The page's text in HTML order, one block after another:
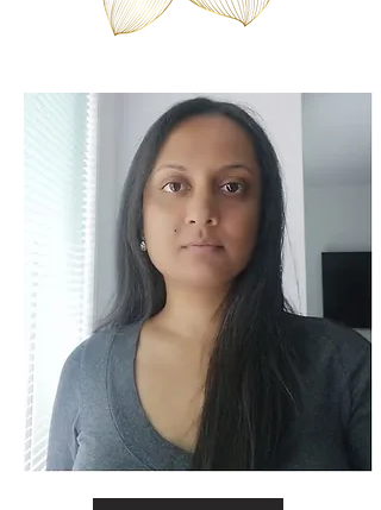
Ayant grandi dans un profond respect
l'interconnectivité de la vie. Mes
études m'ont conduit dans de
nombreux endroits où j'ai collaboré
avec des guérisseurs traditionnels et
étudié les plantes médicinales, leurs
propriétés et leur incroyable capacité à
soutenir le corps, l'esprit et l'âme.
Une Philosophie Holistique
Pour moi, la véritable guérison consiste
à identifier et traiter les causes
profondes de nos défis—qu’ils soient
physiques, émotionnels ou spirituels—
tout en honorant la personne dans sa